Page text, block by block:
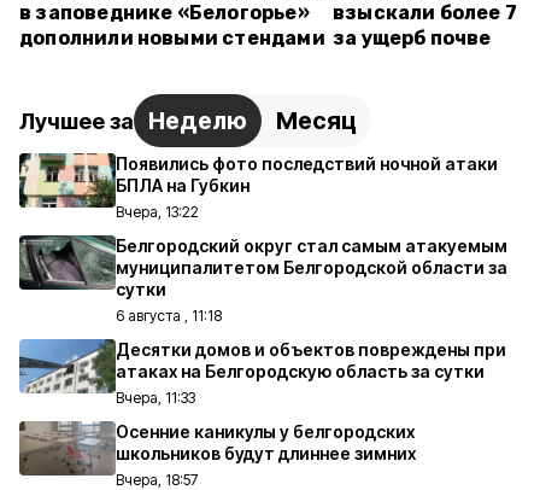
в заповеднике «Белогорье»
дополнили новыми стендами
взыскали более 7
за ущерб почве
Лучшее за Неделю Месяц
Появились фото последствий ночной атаки
БПЛА на Губкин
Вчера, 13:22
Белгородский округ стал самым атакуемым
муниципалитетом Белгородской области за
сутки
6 августа , 11:18
Десятки домов и объектов повреждены при
атаках на Белгородскую область за сутки
Вчера, 11:33
Осенние каникулы у белгородских
школьников будут длиннее зимних
Вчера, 18:57